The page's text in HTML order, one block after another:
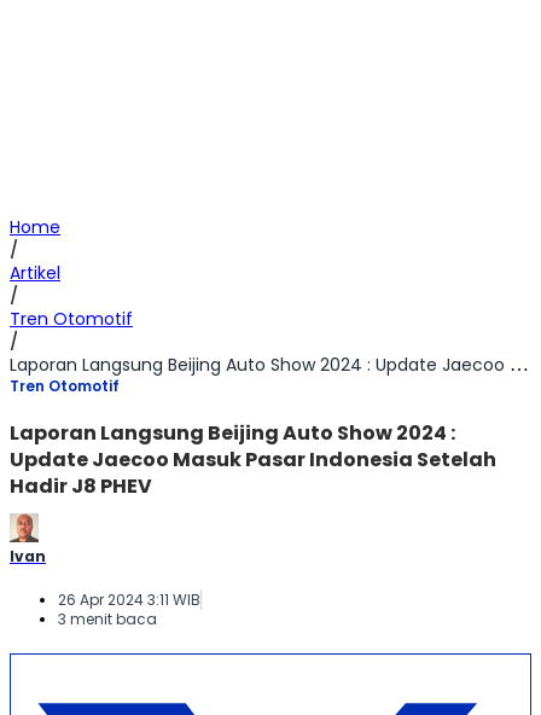
Home
/
Artikel
/
Tren Otomotif
/
Laporan Langsung Beijing Auto Show 2024 : Update Jaecoo Masuk Pasar Indonesia Setelah Hadir J8 PHEV
Tren Otomotif
Laporan Langsung Beijing Auto Show 2024 :
Update Jaecoo Masuk Pasar Indonesia Setelah
Hadir J8 PHEV
Ivan
26 Apr 2024 3:11 WIB
3 menit baca